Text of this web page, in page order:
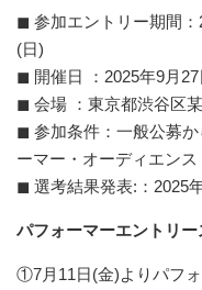
◼ 参加エントリー期間：
(日)
◼ 開催日 ：2025年9月27
◼ 会場 ：東京都渋谷区
◼ 参加条件：一般公募
ーマー・オーディエンス
◼ 選考結果発表:：2025
パフォーマーエントリー
①7月11日(金)よりパフ